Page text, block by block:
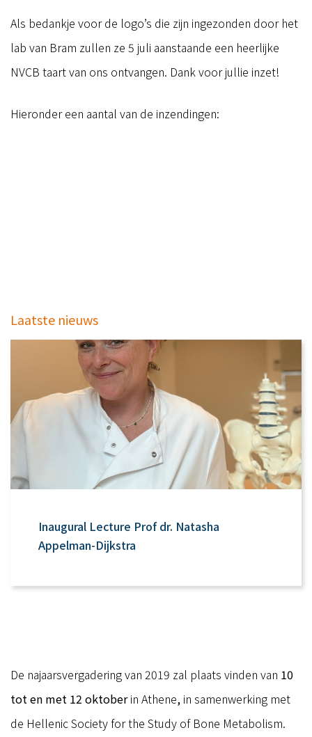
Als bedankje voor de logo’s die zijn ingezonden door het
lab van Bram zullen ze 5 juli aanstaande een heerlijke
NVCB taart van ons ontvangen. Dank voor jullie inzet!
Hieronder een aantal van de inzendingen:
Laatste nieuws
Inaugural Lecture Prof dr. Natasha
Appelman-Dijkstra
De najaarsvergadering van 2019 zal plaats vinden van 10
tot en met 12 oktoberin Athene, in samenwerking met
de Hellenic Society for the Study of Bone Metabolism.